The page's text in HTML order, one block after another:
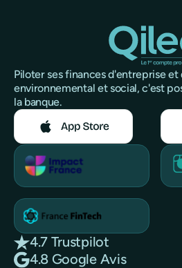
Piloter ses finances d'entreprise
environnemental et social, c'est
la banque.
4.7 Trustpilot
4.8 Google Avis